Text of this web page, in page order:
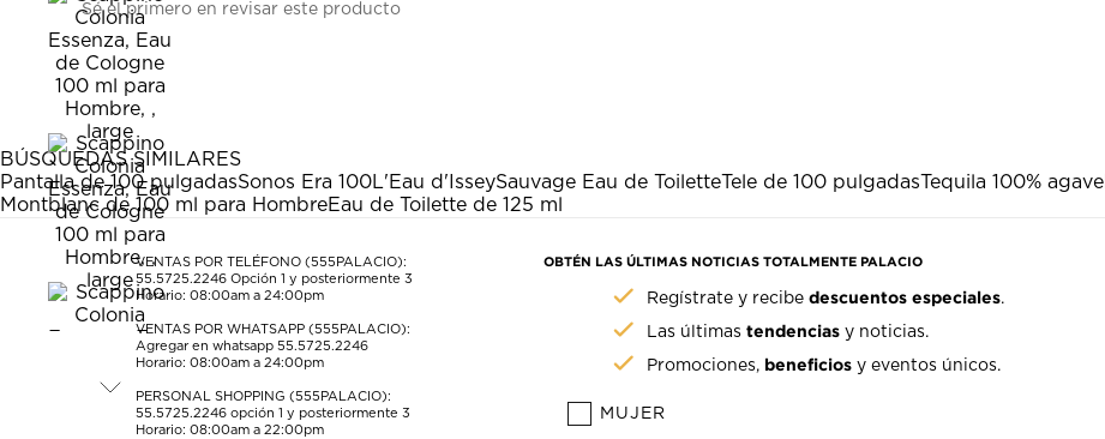
para
calificar
el
artículo
con
1
estrella
Esta
acción
abrirá
el
formulario
de
envío.
para
calificar
el
artículo
con
2
estrellas.
Esta
acción
abrirá
el
formulario
de
envío.
para
calificar
estrellas.
Esta
acción
abrirá
formulario
de
para
estrellas.
Esta
acción
abrirá
formulario
de
para
acción
abrirá
formulario
de
envío.
Sé el primero en revisar este producto
BÚSQUEDAS SIMILARES
Pantalla de 100 pulgadasSonos Era 100L'Eau d'IsseySauvage Eau de ToiletteTele de 100 pulgadasTequila 100% agave
Montblanc de 100 ml para HombreEau de Toilette de 125 ml
VENTAS POR TELÉFONO (555PALACIO):
55.5725.2246 Opción 1 y posteriormente 3
Horario: 08:00am a 24:00pm
VENTAS POR WHATSAPP (555PALACIO):
Agregar en whatsapp 55.5725.2246
Horario: 08:00am a 24:00pm
PERSONAL SHOPPING (555PALACIO):
55.5725.2246 opción 1 y posteriormente 3
Horario: 08:00am a 22:00pm
OBTÉN LAS ÚLTIMAS NOTICIAS TOTALMENTE PALACIO
Regístrate y recibedescuentos especiales.
Las últimastendencias y noticias.
Promociones, beneficios y eventos únicos.
MUJER